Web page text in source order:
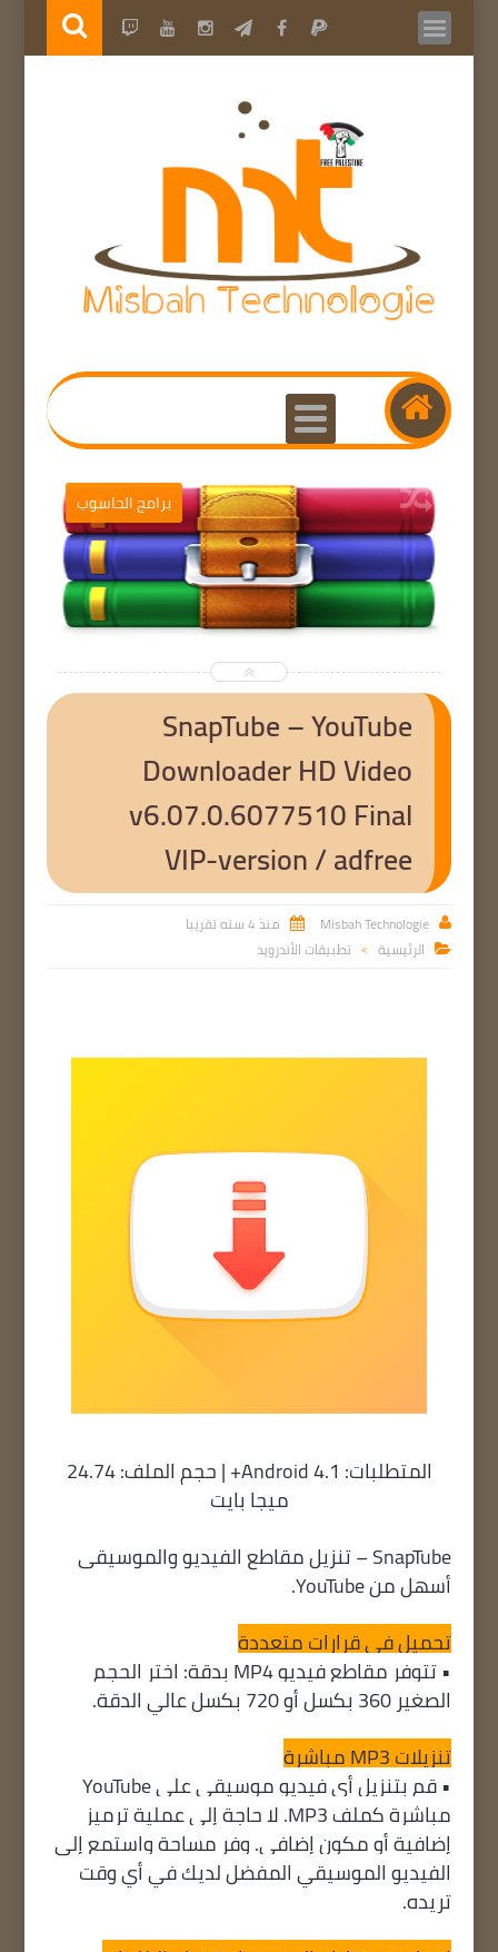
برامج الحاسوب
SnapTube – YouTube
Downloader HD Video
v6.07.0.6077510 Final
VIP-version / adfree

Misbah Technologie
 منذ 4 سنه تقريبا
 الرئيسية > تطبيقات الأندرويد
المتطلبات: Android 4.1+ | حجم الملف: 24.74
ميجا بايت
SnapTube – تنزيل مقاطع الفيديو والموسيقى
أسهل من YouTube.
تحميل في قرارات متعددة
• تتوفر مقاطع فيديو MP4 بدقة: اختر الحجم
الصغير 360 بكسل أو 720 بكسل عالي الدقة.
تنزيلات MP3 مباشرة
• قم بتنزيل أي فيديو موسيقي على YouTube
مباشرة كملف MP3. لا حاجة إلى عملية ترميز
إضافية أو مكون إضافي. وفر مساحة واستمع إلى
الفيديو الموسيقي المفضل لديك في أي وقت
تريده.